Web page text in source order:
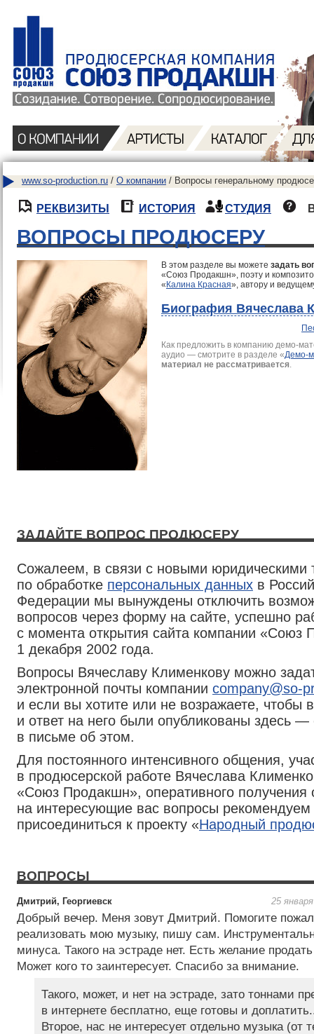
www.so-production.ru / О компании / Вопросы генеральному
РЕКВИЗИТЫ ИСТОРИЯ СТУДИЯ
ВОПРОСЫ ПРОДЮСЕРУ
В этом разделе вы можете задать
«Союз Продакшн», поэту и
«Калина Красная», автору и
Биография Вячеслава
Как предложить в компанию демо-
аудио — смотрите в разделе «Демо-
материал не рассматривается.
ЗАДАЙТЕ ВОПРОС ПРОДЮСЕРУ
Сожалеем, в связи с новыми юридическими
по обработке персональных данных в
Федерации мы вынуждены отключить
вопросов через форму на сайте, успешно
с момента открытия сайта компании «Союз
1 декабря 2002 года.
Вопросы Вячеславу Клименкову можно
электронной почты компании company@so-
и если вы хотите или не возражаете, чтобы
и ответ на него были опубликованы здесь
в письме об этом.
Для постоянного интенсивного общения,
в продюсерской работе Вячеслава
«Союз Продакшн», оперативного получения
на интересующие вас вопросы рекомендуем
присоединиться к проекту «Народный
ВОПРОСЫ
Дмитрий, Георгиевск 25
Добрый вечер. Меня зовут Дмитрий. Помогите
реализовать мою музыку, пишу сам.
минуса. Такого на эстраде нет. Есть желание
Может кого то заинтересует. Спасибо за внимание.
Такого, может, и нет на эстраде, зато тоннами
в интернете бесплатно, еще готовы и
Второе, нас не интересует отдельно музыка (от